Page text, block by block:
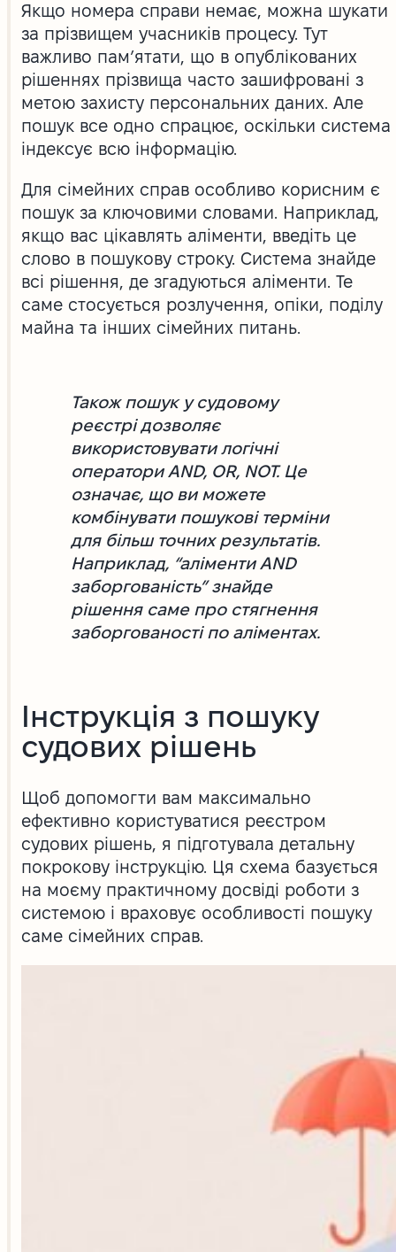
Якщо номера справи немає, можна шукати
за прізвищем учасників процесу. Тут
важливо пам’ятати, що в опублікованих
рішеннях прізвища часто зашифровані з
метою захисту персональних даних. Але
пошук все одно спрацює, оскільки система
індексує всю інформацію.
Для сімейних справ особливо корисним є
пошук за ключовими словами. Наприклад,
якщо вас цікавлять аліменти, введіть це
слово в пошукову строку. Система знайде
всі рішення, де згадуються аліменти. Те
саме стосується розлучення, опіки, поділу
майна та інших сімейних питань.
Також пошук у судовому
реєстрі дозволяє
використовувати логічні
оператори AND, OR, NOT. Це
означає, що ви можете
комбінувати пошукові терміни
для більш точних результатів.
Наприклад, “аліменти AND
заборгованість” знайде
рішення саме про стягнення
заборгованості по аліментах.
Інструкція з пошуку
судових рішень
Щоб допомогти вам максимально
ефективно користуватися реєстром
судових рішень, я підготувала детальну
покрокову інструкцію. Ця схема базується
на моєму практичному досвіді роботи з
системою і враховує особливості пошуку
саме сімейних справ.